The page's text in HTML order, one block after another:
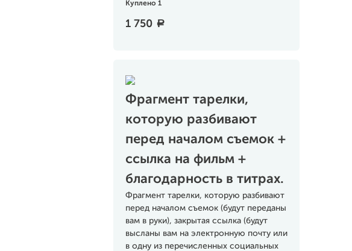
Куплено 1
1 750 a
Фрагмент тарелки,
которую разбивают
перед началом съемок +
ссылка на фильм +
благодарность в титрах.
Фрагмент тарелки, которую разбивают
перед началом съемок (будут переданы
вам в руки), закрытая ссылка (будут
высланы вам на электронную почту или
в одну из перечисленных социальных